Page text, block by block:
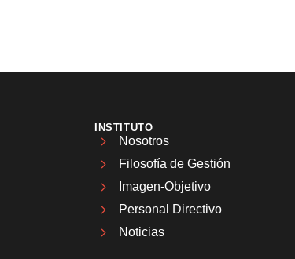
INSTITUTO
Nosotros
Filosofía de Gestión
Imagen-Objetivo
Personal Directivo
Noticias